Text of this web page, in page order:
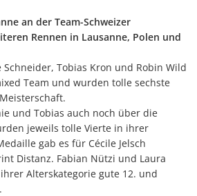
an der Team-Schweizer
Rennen in Lausanne, Polen und
Schneider, Tobias Kron und Robin Wild
Team und wurden tolle sechste
und Tobias auch noch über die
jeweils tolle Vierte in ihrer
gab es für Cécile Jelsch
Distanz. Fabian Nützi und Laura
Alterskategorie gute 12. und